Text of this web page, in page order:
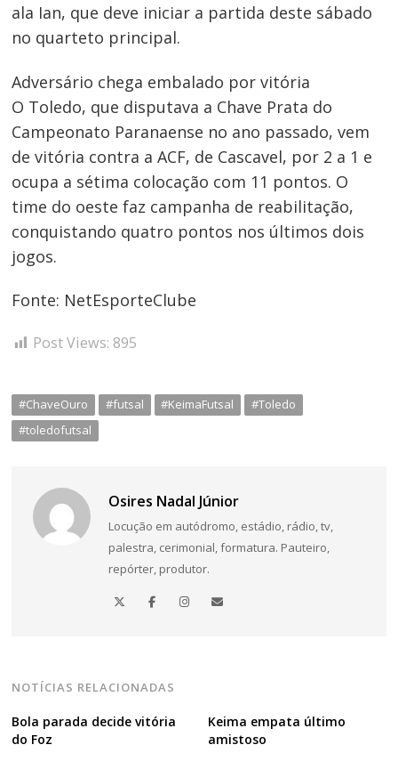
ala Ian, que deve iniciar a partida deste sábado
no quarteto principal.
Adversário chega embalado por vitória
O Toledo, que disputava a Chave Prata do
Campeonato Paranaense no ano passado, vem
de vitória contra a ACF, de Cascavel, por 2 a 1 e
ocupa a sétima colocação com 11 pontos. O
time do oeste faz campanha de reabilitação,
conquistando quatro pontos nos últimos dois
jogos.
Fonte: NetEsporteClube
Post Views: 895
#ChaveOuro #futsal #KeimaFutsal
#Toledo
#toledofutsal
Osires Nadal Júnior
Locução em autódromo, estádio, rádio, tv,
palestra, cerimonial, formatura. Pauteiro,
repórter, produtor.
NOTÍCIAS RELACIONADAS
Bola parada decide vitória
do Foz
Keima empata último
amistoso